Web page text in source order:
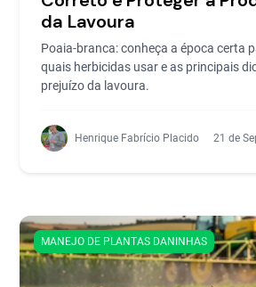
da Lavoura
Poaia-branca: conheça a época certa
quais herbicidas usar e as principais
prejuízo da lavoura.
Henrique Fabrício Placido 21 de
MANEJO DE PLANTAS DANINHAS